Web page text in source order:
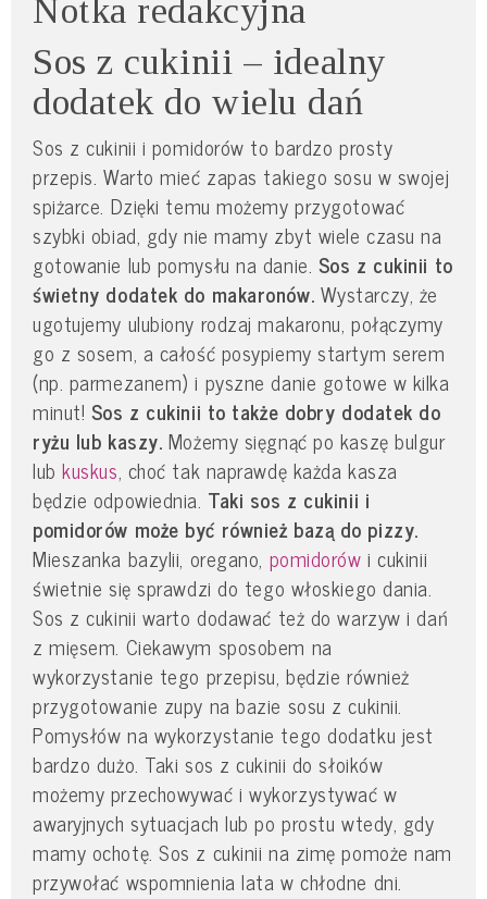
Notka redakcyjna
Sos z cukinii – idealny
dodatek do wielu dań
Sos z cukinii i pomidorów to bardzo prosty
przepis. Warto mieć zapas takiego sosu w swojej
spiżarce. Dzięki temu możemy przygotować
szybki obiad, gdy nie mamy zbyt wiele czasu na
gotowanie lub pomysłu na danie. Sos z cukinii to
świetny dodatek do makaronów. Wystarczy, że
ugotujemy ulubiony rodzaj makaronu, połączymy
go z sosem, a całość posypiemy startym serem
(np. parmezanem) i pyszne danie gotowe w kilka
minut! Sos z cukinii to także dobry dodatek do
ryżu lub kaszy. Możemy sięgnąć po kaszę bulgur
lubkuskus, choć tak naprawdę każda kasza
będzie odpowiednia. Taki sos z cukinii i
pomidorów może być również bazą do pizzy.
Mieszanka bazylii, oregano, pomidorów i cukinii
świetnie się sprawdzi do tego włoskiego dania.
Sos z cukinii warto dodawać też do warzyw i dań
z mięsem. Ciekawym sposobem na
wykorzystanie tego przepisu, będzie również
przygotowanie zupy na bazie sosu z cukinii.
Pomysłów na wykorzystanie tego dodatku jest
bardzo dużo. Taki sos z cukinii do słoików
możemy przechowywać i wykorzystywać w
awaryjnych sytuacjach lub po prostu wtedy, gdy
mamy ochotę. Sos z cukinii na zimę pomoże nam
przywołać wspomnienia lata w chłodne dni.